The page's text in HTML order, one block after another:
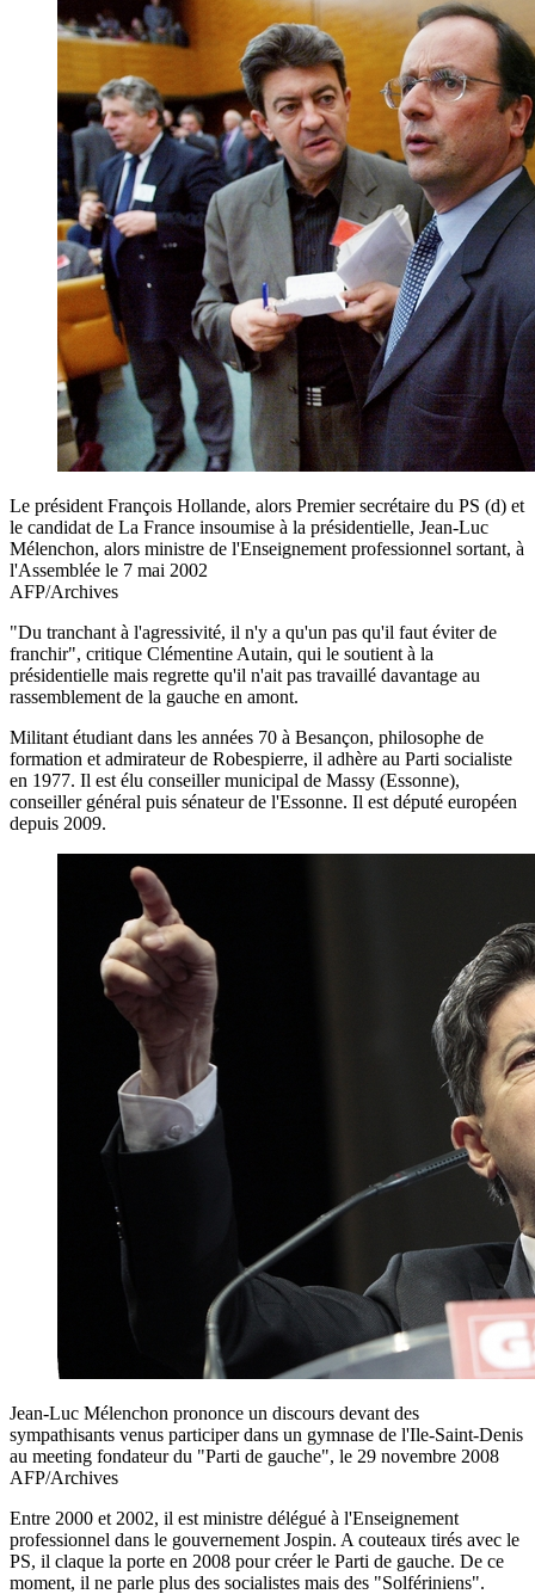
Le président François Hollande, alors Premier secrétaire du PS (d) et
le candidat de La France insoumise à la présidentielle, Jean-Luc
Mélenchon, alors ministre de l'Enseignement professionnel sortant, à
l'Assemblée le 7 mai 2002
AFP/Archives
"Du tranchant à l'agressivité, il n'y a qu'un pas qu'il faut éviter de
franchir", critique Clémentine Autain, qui le soutient à la
présidentielle mais regrette qu'il n'ait pas travaillé davantage au
rassemblement de la gauche en amont.
Militant étudiant dans les années 70 à Besançon, philosophe de
formation et admirateur de Robespierre, il adhère au Parti socialiste
en 1977. Il est élu conseiller municipal de Massy (Essonne),
conseiller général puis sénateur de l'Essonne. Il est député européen
depuis 2009.
Jean-Luc Mélenchon prononce un discours devant des
sympathisants venus participer dans un gymnase de l'Ile-Saint-Denis
au meeting fondateur du "Parti de gauche", le 29 novembre 2008
AFP/Archives
Entre 2000 et 2002, il est ministre délégué à l'Enseignement
professionnel dans le gouvernement Jospin. A couteaux tirés avec le
PS, il claque la porte en 2008 pour créer le Parti de gauche. De ce
moment, il ne parle plus des socialistes mais des "Solfériniens".